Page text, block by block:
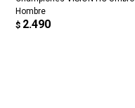
Hombre
$ 2.490